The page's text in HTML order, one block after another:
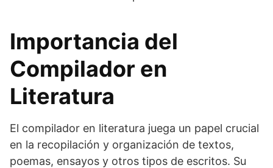
Importancia del
Compilador en
Literatura
El compilador en literatura juega un papel crucial
en la recopilación y organización de textos,
poemas, ensayos y otros tipos de escritos. Su